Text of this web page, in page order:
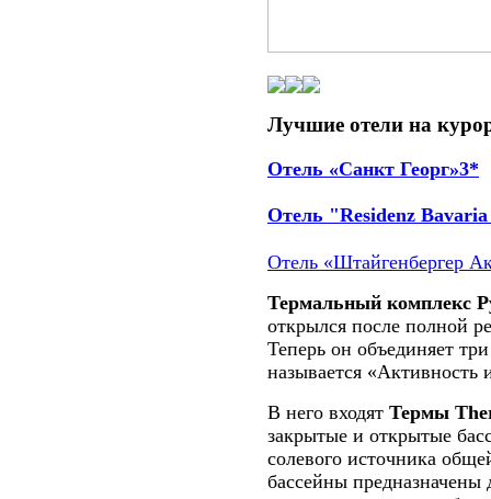
Лучшие отели на
Отель «Санкт Георг»3*
Отель "Residenz
Отель «Штайгенбергер
Термальный комплекс
открылся после полной
Теперь он объединяет
называется
В него входят Термы
закрытые и открытые
солевого источника
бассейны предназначены